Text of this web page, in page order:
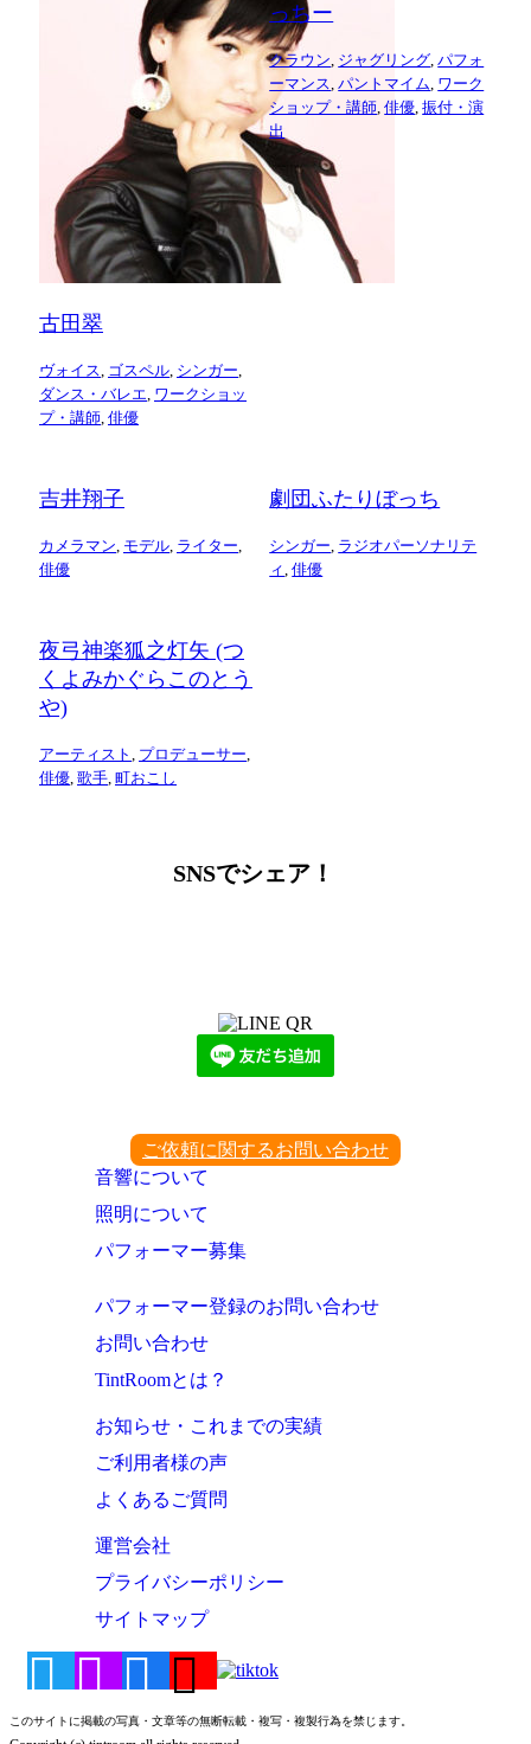
古田翠
ヴォイス, ゴスペル, シンガー,
ダンス・バレエ, ワークショッ
プ・講師, 俳優
っちー
クラウン, ジャグリング,パフォ
ーマンス,パントマイム, ワーク
ショップ・講師,俳優,振付・演
出
吉井翔子
カメラマン, モデル, ライター,
俳優
劇団ふたりぼっち
シンガー, ラジオパーソナリテ
ィ,俳優
夜弓神楽狐之灯矢 (つ
くよみかぐらこのとう
や)
アーティスト , プロデューサー,
俳優, 歌手, 町おこし
SNSでシェア！
ご依頼に関するお問い合わせ
音響について
照明について
パフォーマー募集
パフォーマー登録のお問い合わせ
お問い合わせ
TintRoomとは？
お知らせ・これまでの実績
ご利用者様の声
よくあるご質問
運営会社
プライバシーポリシー
サイトマップ
このサイトに掲載の写真・文章等の無断転載・複写・複製行為を禁じます。